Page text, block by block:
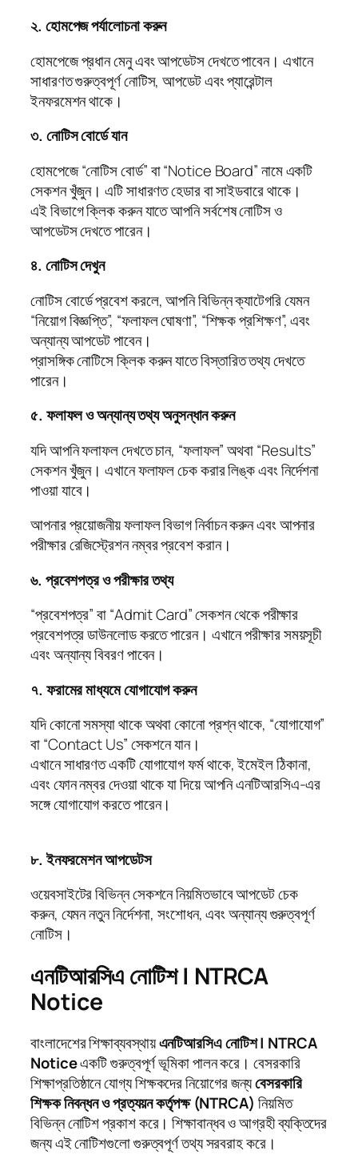
২. হোমপেজ পর্যালোচনা করুন
হোমপেজে প্রধান মেনু এবং আপডেটস দেখতে পাবেন। এখানে
সাধারণত গুরুত্বপূর্ণ নোটিস, আপডেট এবং প্যারেন্টাল
ইনফরমেশন থাকে।
৩. নোটিস বোর্ডে যান
হোমপেজে “নোটিস বোর্ড” বা “Notice Board” নামে একটি
সেকশন খুঁজুন। এটি সাধারণত হেডার বা সাইডবারে থাকে।
এই বিভাগে ক্লিক করুন যাতে আপনি সর্বশেষ নোটিস ও
আপডেটস দেখতে পারেন।
৪. নোটিস দেখুন
নোটিস বোর্ডে প্রবেশ করলে, আপনি বিভিন্ন ক্যাটেগরি যেমন
“নিয়োগ বিজ্ঞপ্তি”, “ফলাফল ঘোষণা”, “শিক্ষক প্রশিক্ষণ”, এবং
অন্যান্য আপডেট পাবেন।
প্রাসঙ্গিক নোটিসে ক্লিক করুন যাতে বিস্তারিত তথ্য দেখতে
পারেন।
৫. ফলাফল ও অন্যান্য তথ্য অনুসন্ধান করুন
যদি আপনি ফলাফল দেখতে চান, “ফলাফল” অথবা “Results”
সেকশন খুঁজুন। এখানে ফলাফল চেক করার লিঙ্ক এবং নির্দেশনা
পাওয়া যাবে।
আপনার প্রয়োজনীয় ফলাফল বিভাগ নির্বাচন করুন এবং আপনার
পরীক্ষার রেজিস্ট্রেশন নম্বর প্রবেশ করান।
৬. প্রবেশপত্র ও পরীক্ষার তথ্য
“প্রবেশপত্র” বা “Admit Card” সেকশন থেকে পরীক্ষার
প্রবেশপত্র ডাউনলোড করতে পারেন। এখানে পরীক্ষার সময়সূচী
এবং অন্যান্য বিবরণ পাবেন।
৭. ফরামের মাধ্যমে যোগাযোগ করুন
যদি কোনো সমস্যা থাকে অথবা কোনো প্রশ্ন থাকে, “যোগাযোগ”
বা “Contact Us” সেকশনে যান।
এখানে সাধারণত একটি যোগাযোগ ফর্ম থাকে, ইমেইল ঠিকানা,
এবং ফোন নম্বর দেওয়া থাকে যা দিয়ে আপনি এনটিআরসিএ-এর
সঙ্গে যোগাযোগ করতে পারেন।
৮. ইনফরমেশন আপডেটস
ওয়েবসাইটের বিভিন্ন সেকশনে নিয়মিতভাবে আপডেট চেক
করুন, যেমন নতুন নির্দেশনা, সংশোধন, এবং অন্যান্য গুরুত্বপূর্ণ
নোটিস।
এনটিআরসিএ নোটিশ | NTRCA
Notice
বাংলাদেশের শিক্ষাব্যবস্থায়এনটিআরসিএ নোটিশ | NTRCA
Noticeএকটি গুরুত্বপূর্ণ ভূমিকা পালন করে। বেসরকারি
শিক্ষাপ্রতিষ্ঠানে যোগ্য শিক্ষকদের নিয়োগের জন্যবেসরকারি
শিক্ষক নিবন্ধন ও প্রত্যয়ন কর্তৃপক্ষ (NTRCA) নিয়মিত
বিভিন্ন নোটিশ প্রকাশ করে। শিক্ষাবান্ধব ও আগ্রহী ব্যক্তিদের
জন্য এই নোটিশগুলো গুরুত্বপূর্ণ তথ্য সরবরাহ করে।